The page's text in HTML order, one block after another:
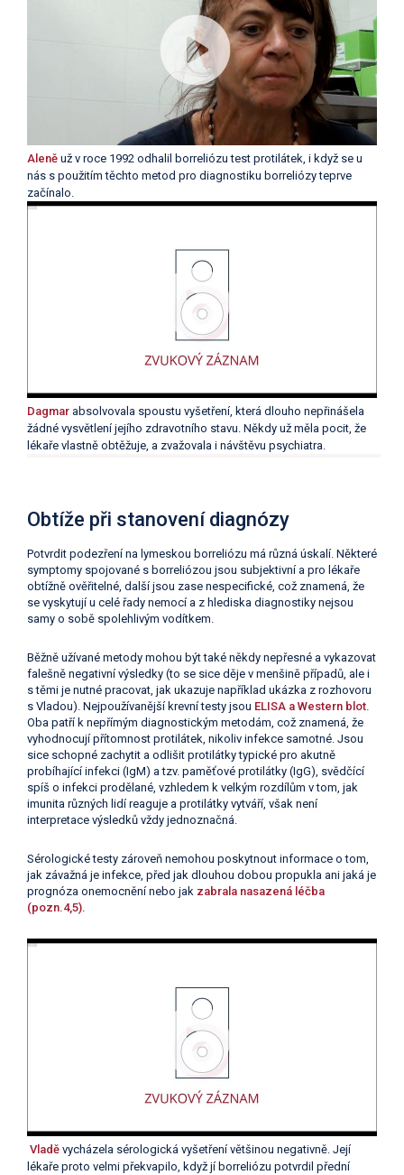
Aleně už v roce 1992 odhalil borreliózu test protilátek, i když se u
nás s použitím těchto metod pro diagnostiku borreliózy teprve
začínalo.
Dagmar absolvovala spoustu vyšetření, která dlouho nepřinášela
žádné vysvětlení jejího zdravotního stavu. Někdy už měla pocit, že
lékaře vlastně obtěžuje, a zvažovala i návštěvu psychiatra.
Obtíže při stanovení diagnózy
Potvrdit podezření na lymeskou borreliózu má různá úskalí. Některé
symptomy spojované s borreliózou jsou subjektivní a pro lékaře
obtížně ověřitelné, další jsou zase nespecifické, což znamená, že
se vyskytují u celé řady nemocí a z hlediska diagnostiky nejsou
samy o sobě spolehlivým vodítkem.
Běžně užívané metody mohou být také někdy nepřesné a vykazovat
falešně negativní výsledky (to se sice děje v menšině případů, ale i
s těmi je nutné pracovat, jak ukazuje například ukázka z rozhovoru
s Vladou). Nejpoužívanější krevní testy jsou ELISA a Western blot.
Oba patří k nepřímým diagnostickým metodám, což znamená, že
vyhodnocují přítomnost protilátek, nikoliv infekce samotné. Jsou
sice schopné zachytit a odlišit protilátky typické pro akutně
probíhající infekci (IgM) a tzv. paměťové protilátky (IgG), svědčící
spíš o infekci prodělané, vzhledem k velkým rozdílům v tom, jak
imunita různých lidí reaguje a protilátky vytváří, však není
interpretace výsledků vždy jednoznačná.
Sérologické testy zároveň nemohou poskytnout informace o tom,
jak závažná je infekce, před jak dlouhou dobou propukla ani jaká je
prognóza onemocnění nebo jak zabrala nasazená léčba
(pozn.4,5).
Vladě vycházela sérologická vyšetření většinou negativně. Její
lékaře proto velmi překvapilo, když jí borreliózu potvrdil přední